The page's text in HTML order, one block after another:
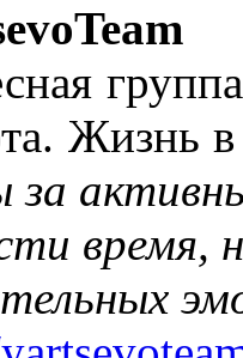
Жизнь
время,